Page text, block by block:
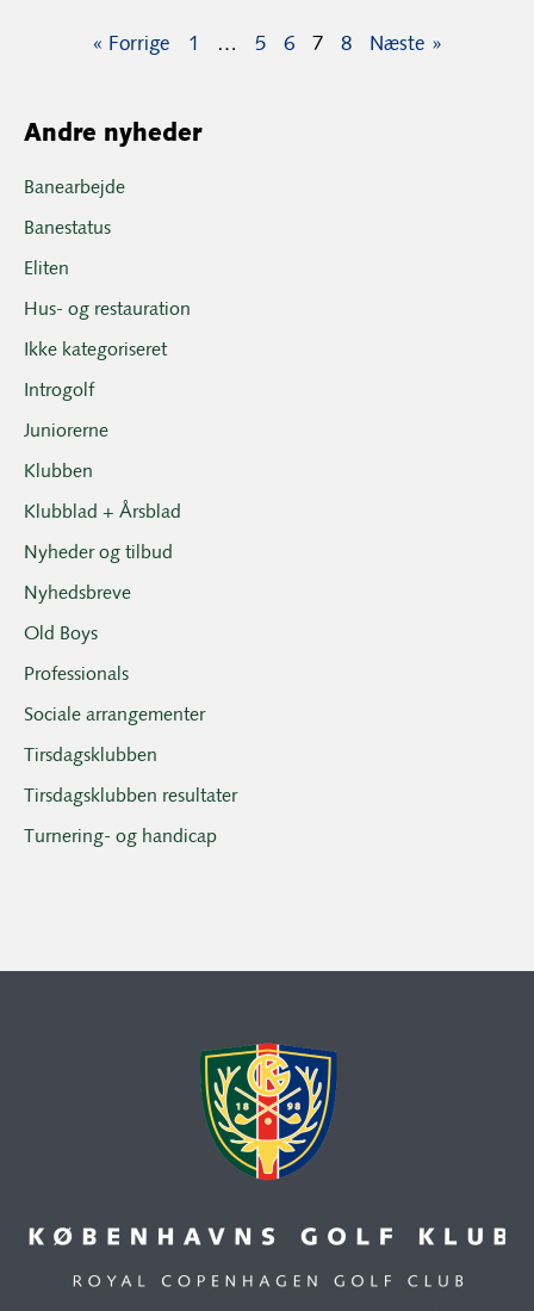
« Forrige 1 … 5 6 7 8 Næste »
Andre nyheder
Banearbejde
Banestatus
Eliten
Hus- og restauration
Ikke kategoriseret
Introgolf
Juniorerne
Klubben
Klubblad + Årsblad
Nyheder og tilbud
Nyhedsbreve
Old Boys
Professionals
Sociale arrangementer
Tirsdagsklubben
Tirsdagsklubben resultater
Turnering- og handicap